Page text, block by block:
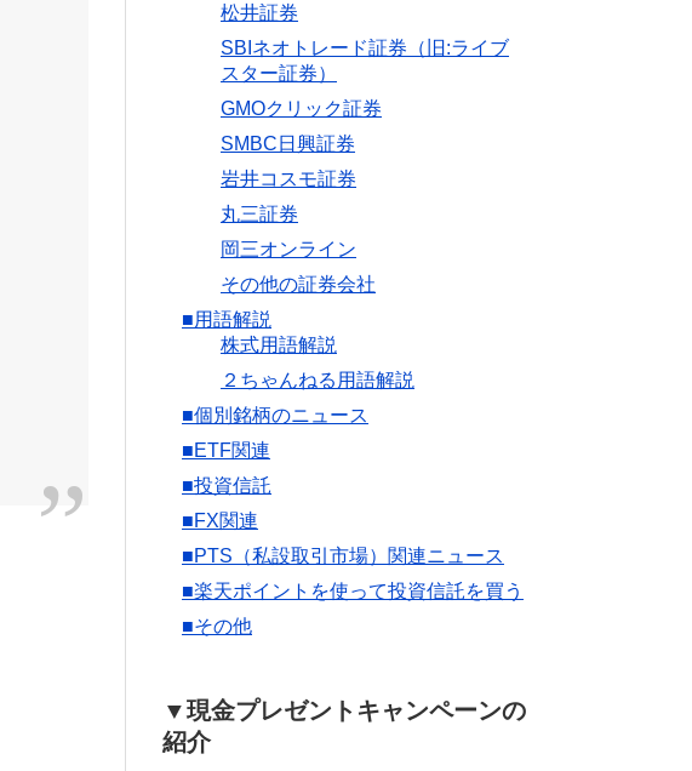
松井証券
SBIネオトレード証券（旧:ライブ
スター証券）
GMOクリック証券
SMBC日興証券
岩井コスモ証券
丸三証券
岡三オンライン
その他の証券会社
■用語解説
株式用語解説
２ちゃんねる用語解説
■個別銘柄のニュース
■ETF関連
■投資信託
■FX関連
■PTS（私設取引市場）関連ニュース
■楽天ポイントを使って投資信託を買う
■その他
▼現金プレゼントキャンペーンの
紹介